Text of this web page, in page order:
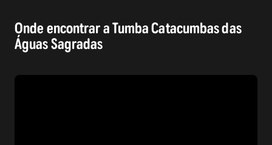
Onde encontrar a Tumba Catacumbas das
Águas Sagradas